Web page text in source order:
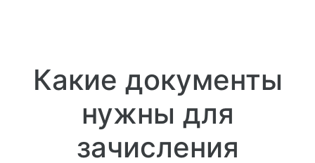
Какие документы
нужны для
зачисления